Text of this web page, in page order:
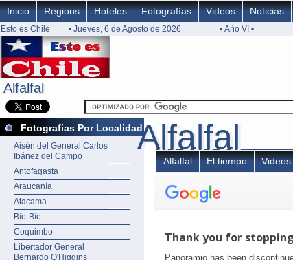
Alfalfal
Alfalfal
Inicio Regions Hoteles Fotografías Videos Noticias
Esto es Chile • Jueves, 6 de Agosto de 2026 • Año VI •
Fotografias Por Localidad
Aisén del General Carlos
Ibánez del Campo
Antofagasta
Araucanía
Atacama
Bío-Bío
Coquimbo
Libertador General
Bernardo O'Higgins
Alfalfal
Alfalfal
Alfalfal El tiempo Videos